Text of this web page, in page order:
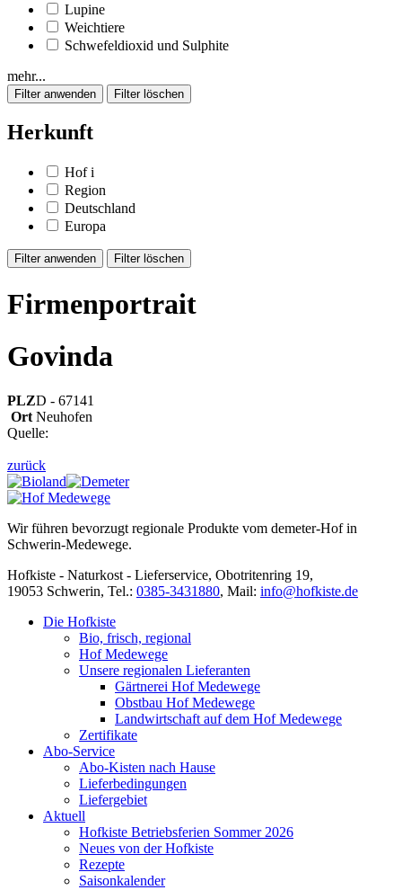
Lupine
Weichtiere
Schwefeldioxid und Sulphite
mehr...
Herkunft
Hof i
Region
Deutschland
Europa
Firmenportrait
Govinda
PLZD - 67141
Ort Neuhofen
Quelle:
zurück
Wir führen bevorzugt regionale Produkte vom demeter-Hof in
Schwerin-Medewege.
Hofkiste - Naturkost - Lieferservice, Obotritenring 19,
19053 Schwerin, Tel.: 0385-3431880, Mail: info@hofkiste.de
Die Hofkiste
Bio, frisch, regional
Hof Medewege
Unsere regionalen Lieferanten
Gärtnerei Hof Medewege
Obstbau Hof Medewege
Landwirtschaft auf dem Hof Medewege
Zertifikate
Abo-Service
Abo-Kisten nach Hause
Lieferbedingungen
Liefergebiet
Aktuell
Hofkiste Betriebsferien Sommer 2026
Neues von der Hofkiste
Rezepte
Saisonkalender